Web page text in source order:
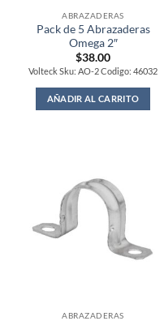
ABRAZADERAS
Pack de 5 Abrazaderas
Omega 2″
$38.00
Volteck Sku: AO-2 Codigo: 46032
AÑADIR AL CARRITO
ABRAZADERAS